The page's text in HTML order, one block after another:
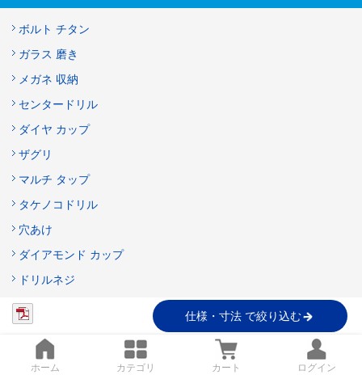
ボルト チタン
ガラス 磨き
メガネ 収納
センタードリル
ダイヤ カップ
ザグリ
マルチ タップ
タケノコドリル
穴あけ
ダイアモンド カップ
ドリルネジ
ダイヤモンド カップ
技術サポート窓口
仕様・寸法 で絞り込む
ホーム カテゴリ カート ログイン